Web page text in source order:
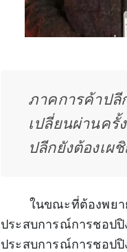
ภาคการค้าปลี
เปลี่ยนผ่านครั้
ปลีกยังต้องเผ
ในขณะที่ต้องพยายา
ประสบการณ์การชอป
ประสบการณ์การชอป